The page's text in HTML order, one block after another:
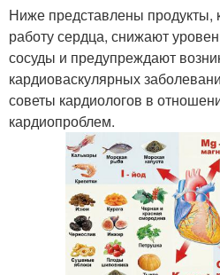
Ниже представлены продукты,
работу сердца, снижают
сосуды и предупреждают
кардиоваскулярных
советы кардиологов в
кардиопроблем.